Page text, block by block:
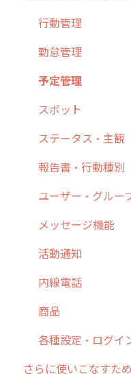
3. cyzenの位置情
4. cyzen利用前の
5. 基本的な使い方
6. 基本的な使い方
7. 初心者向けよく
8. 用語集
9. もっと便利に利
10.ユーザー向けお
【業界業種別】
行動管理
予定管理
スポット
ステータス・主観
報告書・行動種別
勤怠管理
活動通知
パフォーマンス
帳票出力
メッセージ・ファ
商品
各種設定・その他
ホーム画面
スポット
報告閲覧
予定
日報
履歴
メンバー
メッセージ
パフォーマンス
外部リンク
お知らせ
設定
行動管理
勤怠管理
予定管理
スポット
ステータス・主観
報告書・行動種別
ユーザー・グルー
メッセージ機能
活動通知
内線電話
商品
各種設定・ログイ
さらに使いこなすた